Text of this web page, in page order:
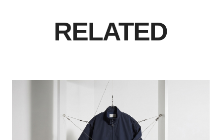
RELATED